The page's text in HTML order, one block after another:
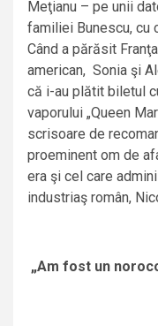
Meţianu – pe unii
familiei Bunescu, cu
Când a părăsit
american, Sonia şi
că i-au plătit biletul
vaporului „Queen
scrisoare de
proeminent om de
era şi cel care
industriaş român,
„Am fost un